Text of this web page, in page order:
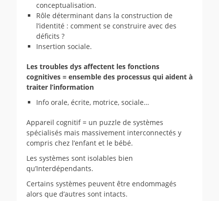
conceptualisation.
Rôle déterminant dans la construction de
l’identité : comment se construire avec des
déficits ?
Insertion sociale.
Les troubles dys affectent les fonctions
cognitives = ensemble des processus qui aident à
traiter l’information
Info orale, écrite, motrice, sociale…
Appareil cognitif = un puzzle de systèmes
spécialisés mais massivement interconnectés y
compris chez l’enfant et le bébé.
Les systèmes sont isolables bien
qu’Interdépendants.
Certains systèmes peuvent être endommagés
alors que d’autres sont intacts.